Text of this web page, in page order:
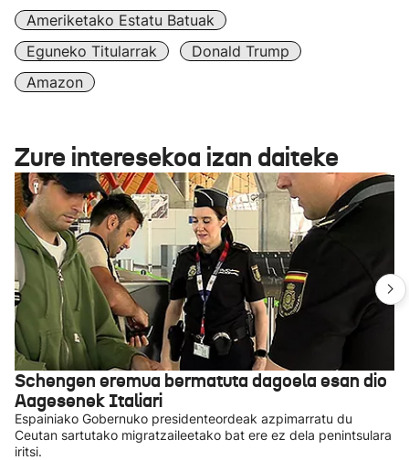
Ameriketako Estatu Batuak
Eguneko Titularrak
Donald Trump
Amazon
Zure interesekoa izan daiteke
Schengen eremua bermatuta dagoela esan dio
Aagesenek Italiari
Espainiako Gobernuko presidenteordeak azpimarratu du
Ceutan sartutako migratzaileetako bat ere ez dela penintsulara
iritsi.